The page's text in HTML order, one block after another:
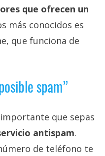
que ofrecen un
más conocidos es
que funciona de
spam”
que sepas
antispam.
de teléfono te